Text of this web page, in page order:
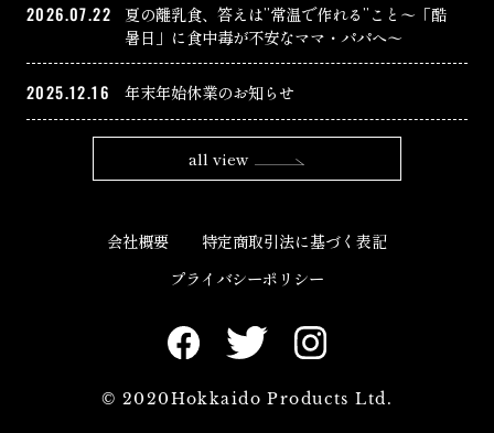
2026.07.22
夏の離乳食、答えは”常温で作れる”こと〜「酷
暑日」に食中毒が不安なママ・パパへ〜
2025.12.16 年末年始休業のお知らせ
all view
会社概要
特定商取引法に基づく表記
プライバシーポリシー
© 2020Hokkaido Products Ltd.